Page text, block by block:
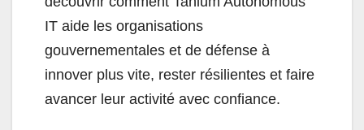
IT aide les organisations
gouvernementales et de défense à
innover plus vite, rester résilientes et faire
avancer leur activité avec confiance.